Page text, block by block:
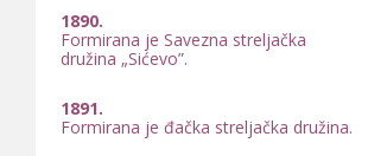
1890.
Formirana je Savezna streljačka
družina „Sićevo”.
1891.
Formirana je đačka streljačka družina.